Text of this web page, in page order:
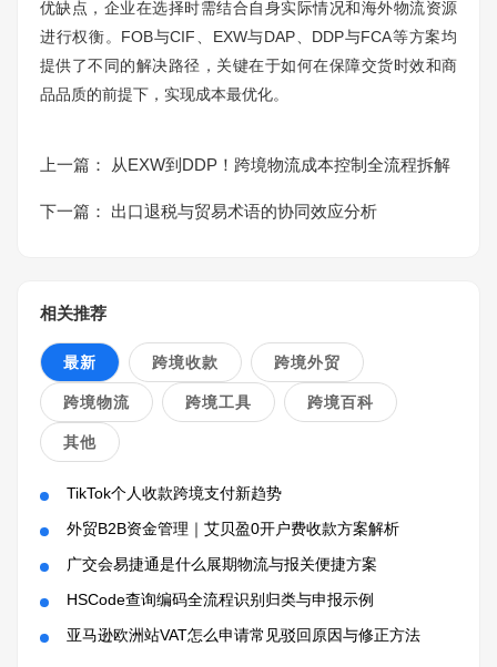
优缺点，企业在选择时需结合自身实际情况和海外物流资源
进行权衡。FOB与CIF、EXW与DAP、DDP与FCA等方案均
提供了不同的解决路径，关键在于如何在保障交货时效和商
品品质的前提下，实现成本最优化。
上一篇： 从EXW到DDP！跨境物流成本控制全流程拆解
下一篇： 出口退税与贸易术语的协同效应分析
相关推荐
最新 跨境收款 跨境外贸
跨境物流 跨境工具 跨境百科
其他
TikTok个人收款跨境支付新趋势
外贸B2B资金管理｜艾贝盈0开户费收款方案解析
广交会易捷通是什么展期物流与报关便捷方案
HSCode查询编码全流程识别归类与申报示例
亚马逊欧洲站VAT怎么申请常见驳回原因与修正方法